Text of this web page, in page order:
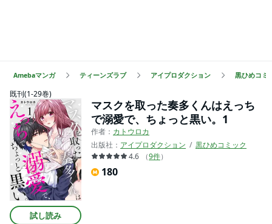
Amebaマンガ ティーンズラブ アイプロダクション 黒ひめコミ
既刊(1-29巻)
試し読み
マスクを取った奏多くんはえっち
で溺愛で、ちょっと黒い。1
作者： カトウロカ
出版社： アイプロダクション
黒ひめコミック
4.6
（9件）
180